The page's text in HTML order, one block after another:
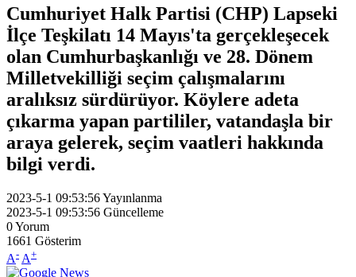
Cumhuriyet Halk Partisi (CHP) Lapseki
İlçe Teşkilatı 14 Mayıs'ta gerçekleşecek
olan Cumhurbaşkanlığı ve 28. Dönem
Milletvekilliği seçim çalışmalarını
aralıksız sürdürüyor. Köylere adeta
çıkarma yapan partililer, vatandaşla bir
araya gelerek, seçim vaatleri hakkında
bilgi verdi.
2023-5-1 09:53:56Yayınlanma
2023-5-1 09:53:56 Güncelleme
0Yorum
1661 Gösterim
A- A+